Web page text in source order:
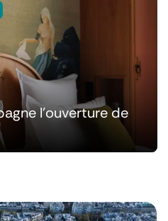
l'ouverture de